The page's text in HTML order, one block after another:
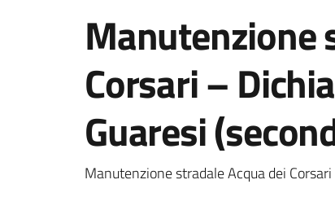
Manutenzione
Corsari –
Guaresi
Dettagli della
Manutenzione stradale Acqua dei Corsari